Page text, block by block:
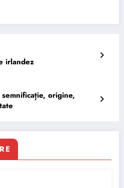
irlandez
origine,